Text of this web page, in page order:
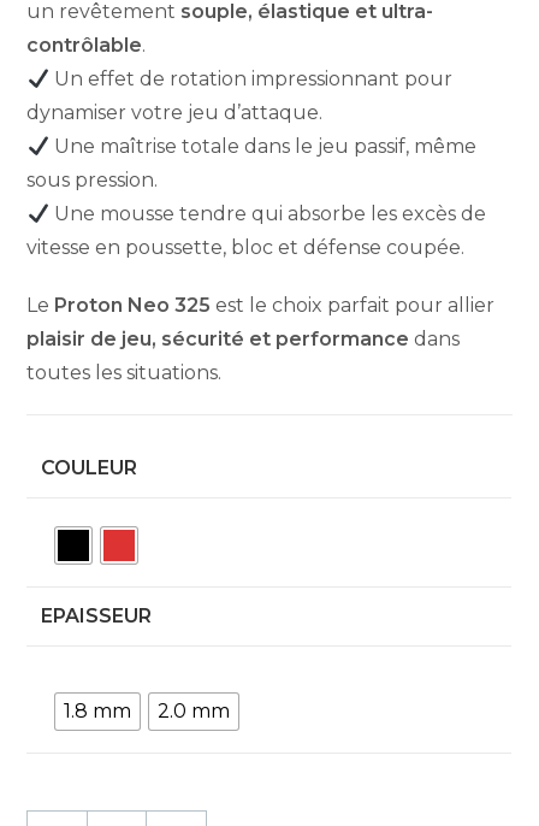
un revêtement souple, élastique et ultra-
contrôlable.
Un effet de rotation impressionnant pour
dynamiser votre jeu d’attaque.
Une maîtrise totale dans le jeu passif, même
sous pression.
Une mousse tendre qui absorbe les excès de
vitesse en poussette, bloc et défense coupée.
Le Proton Neo 325 est le choix parfait pour allier
plaisir de jeu, sécurité et performance dans
toutes les situations.
COULEUR
EPAISSEUR
1.8 mm 2.0 mm